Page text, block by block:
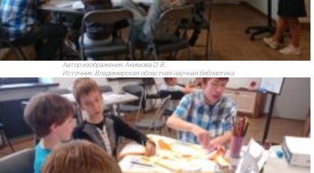
Автор изображения:Акимова О. В.
Источник:Владимирская областная научная библиотека